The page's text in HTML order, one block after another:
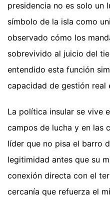
presidencia no es solo un
símbolo de la isla como
observado cómo los
sobrevivido al juicio del
entendido esta función
capacidad de gestión real
La política insular se vive
campos de lucha y en las
líder que no pisa el barro
legitimidad antes que su
conexión directa con el
cercanía que refuerza el